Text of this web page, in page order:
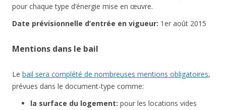
pour chaque type d’énergie mise en œuvre.
Date prévisionnelle d’entrée en vigueur: 1er août 2015
Mentions dans le bail
Le bail sera complété de nombreuses mentions obligatoires,
prévues dans le document-type comme:
la surface du logement: pour les locations vides